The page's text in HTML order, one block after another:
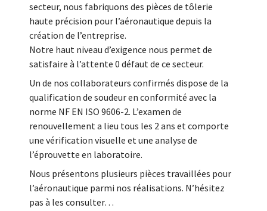
secteur, nous fabriquons des pièces de tôlerie
haute précision pour l’aéronautique depuis la
création de l’entreprise.
Notre haut niveau d’exigence nous permet de
satisfaire à l’attente 0 défaut de ce secteur.
Un de nos collaborateurs confirmés dispose de la
qualification de soudeur en conformité avec la
norme NF EN ISO 9606-2. L’examen de
renouvellement a lieu tous les 2 ans et comporte
une vérification visuelle et une analyse de
l’éprouvette en laboratoire.
Nous présentons plusieurs pièces travaillées pour
l’aéronautique parmi nos réalisations. N’hésitez
pas à les consulter…